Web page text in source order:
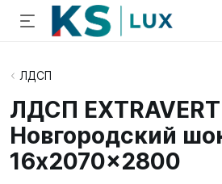
ЛДСП
ЛДСП
Новгородский
16x2070x2800